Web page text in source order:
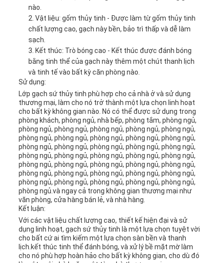
nào.
Vật liệu: gốm thủy tinh - Được làm từ gốm thủy tinh
chất lượng cao, gạch này bền, bảo trì thấp và dễ làm
sạch.
Kết thúc: Trò bóng cao - Kết thúc được đánh bóng
bằng tinh thể của gạch này thêm một chút thanh lịch
và tinh tế vào bất kỳ căn phòng nào.
Sử dụng:
Lớp gạch sứ thủy tinh phù hợp cho cả nhà ở và sử dụng
thương mại, làm cho nó trở thành một lựa chọn linh hoạt
cho bất kỳ không gian nào. Nó có thể được sử dụng trong
phòng khách, phòng ngủ, nhà bếp, phòng tắm, phòng ngủ,
phòng ngủ, phòng ngủ, phòng ngủ, phòng ngủ, phòng ngủ,
phòng ngủ, phòng ngủ, phòng ngủ, phòng ngủ, phòng ngủ,
phòng ngủ, phòng ngủ, phòng ngủ, phòng ngủ, phòng ngủ,
phòng ngủ, phòng ngủ, phòng ngủ, phòng ngủ, phòng ngủ,
phòng ngủ, phòng ngủ, phòng ngủ, phòng ngủ, phòng ngủ,
phòng ngủ, phòng ngủ, phòng ngủ, phòng ngủ, phòng ngủ,
phòng ngủ, phòng ngủ, phòng ngủ, phòng ngủ, phòng ngủ,
phòng ngủ.và ngay cả trong không gian thương mại như
văn phòng, cửa hàng bán lẻ, và nhà hàng.
Kết luận:
Với các vật liệu chất lượng cao, thiết kế hiện đại và sử
dụng linh hoạt, gạch sứ thủy tinh là một lựa chọn tuyệt vời
cho bất cứ ai tìm kiếm một lựa chọn sàn bền và thanh
lịch.kết thúc tinh thể đánh bóng, và xử lý bề mặt mờ làm
cho nó phù hợp hoàn hảo cho bất kỳ không gian, cho dù đó